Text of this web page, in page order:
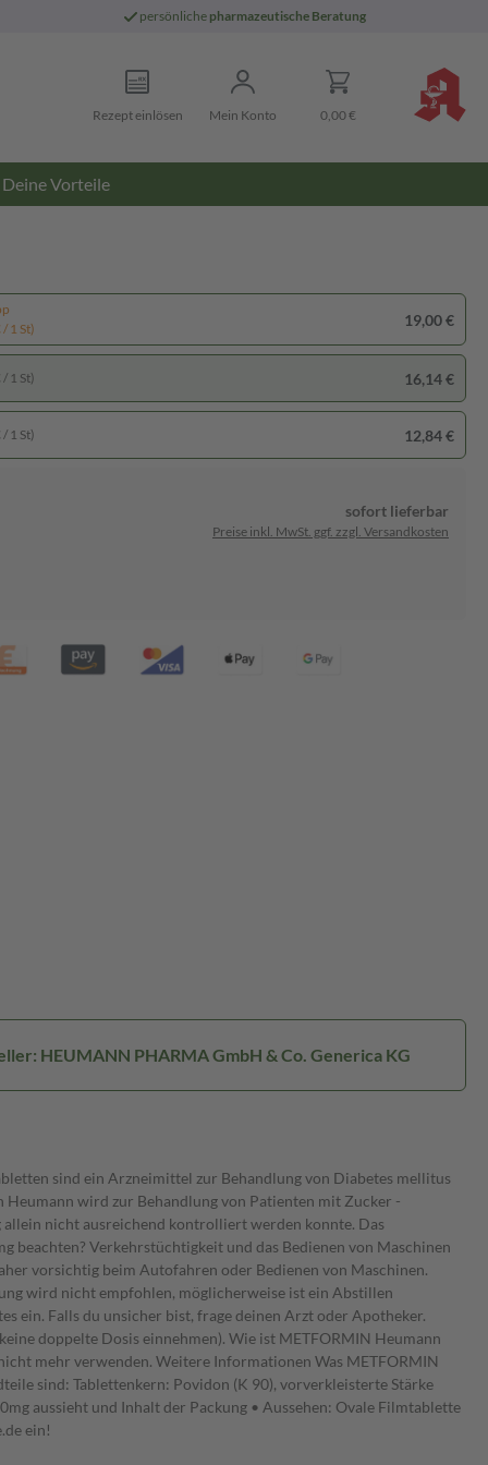
persönliche pharmazeutische Beratung
Rezept einlösen Mein Konto 0,00 €
Deine Vorteile
1 St)
19,00 €
1 St) 16,14 €
1 St) 12,84 €
sofort lieferbar
Preise inkl. MwSt. ggf. zzgl. Versandkosten
HEUMANN PHARMA GmbH & Co. Generica KG
sind ein Arzneimittel zur Behandlung von Diabetes mellitus
Heumann wird zur Behandlung von Patienten mit Zucker -
allein nicht ausreichend kontrolliert werden konnte. Das
beachten? Verkehrstüchtigkeit und das Bedienen von Maschinen
vorsichtig beim Autofahren oder Bedienen von Maschinen.
wird nicht empfohlen, möglicherweise ist ein Abstillen
ein. Falls du unsicher bist, frage deinen Arzt oder Apotheker.
doppelte Dosis einnehmen). Wie ist METFORMIN Heumann
mehr verwenden. Weitere Informationen Was METFORMIN
sind: Tablettenkern: Povidon (K 90), vorverkleisterte Stärke
aussieht und Inhalt der Packung • Aussehen: Ovale Filmtablette
ein!